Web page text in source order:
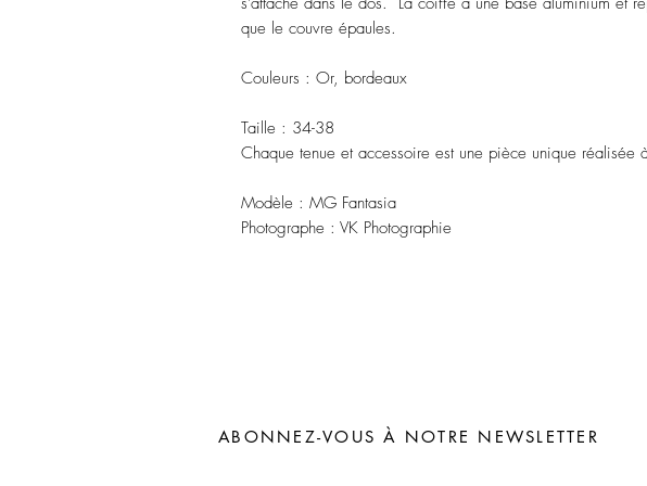
que le couvre épaules.
Couleurs : Or, bordeaux
Taille : 34-38
Chaque tenue et accessoire est une pièce unique réalisée
Modèle : MG Fantasia
Photographe : VK Photographie
ABONNEZ-VOUS À NOTRE NEWSLETTER